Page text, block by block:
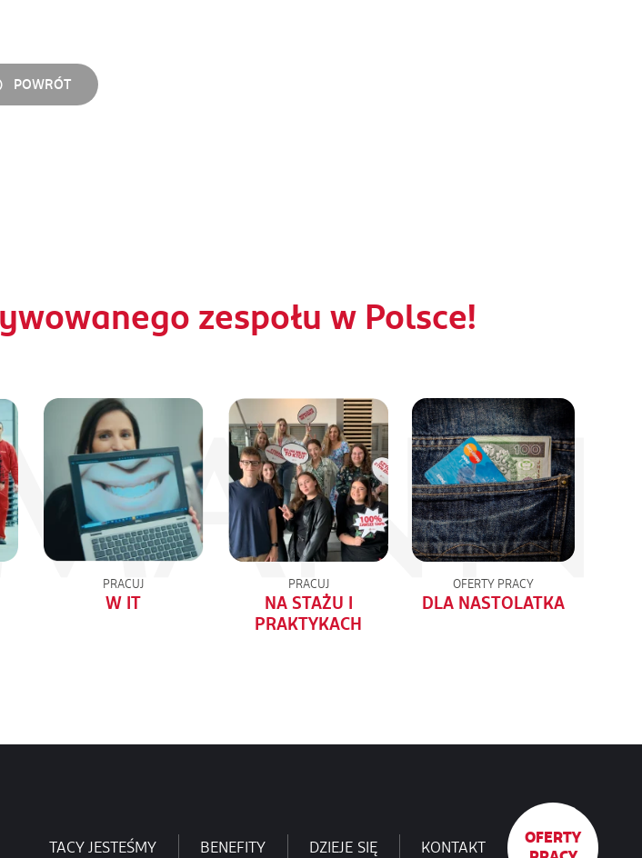
POWRÓT
zespołu w Polsce!
PRACUJ
W IT
PRACUJ
NA STAŻU I
PRAKTYKACH
OFERTY PRACY
DLA NASTOLATKA
TACY JESTEŚMY BENEFITY DZIEJE SIĘ KONTAKT
OFERTY